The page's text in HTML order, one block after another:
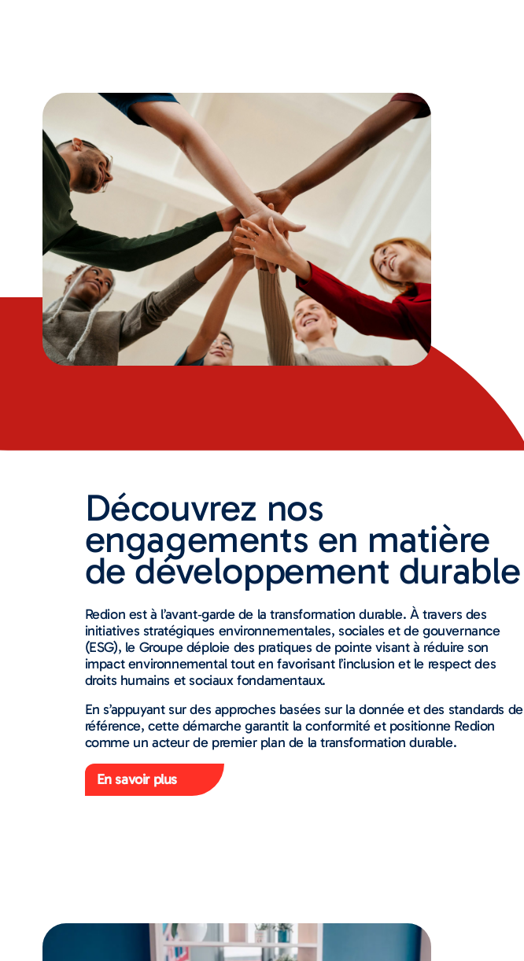
Découvrez nos
engagements en matière
de développement durable
Redion est à l’avant‑garde de la transformation durable. À travers des
initiatives stratégiques environnementales, sociales et de gouvernance
(ESG), le Groupe déploie des pratiques de pointe visant à réduire son
impact environnemental tout en favorisant l’inclusion et le respect des
droits humains et sociaux fondamentaux.
En s’appuyant sur des approches basées sur la donnée et des standards de
référence, cette démarche garantit la conformité et positionne Redion
comme un acteur de premier plan de la transformation durable.
En savoir plus